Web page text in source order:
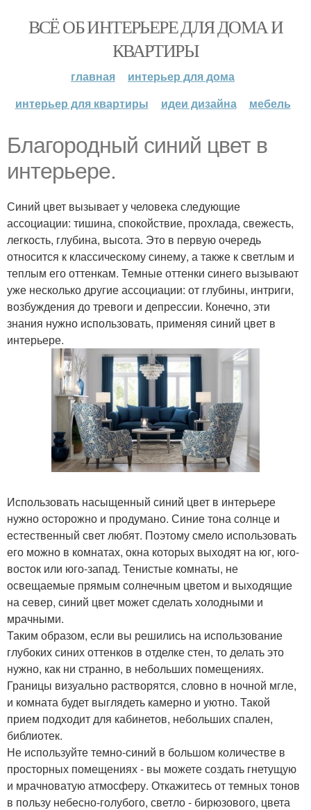
ВСЁ ОБ ИНТЕРЬЕРЕ ДЛЯ ДОМА И
КВАРТИРЫ
главная
интерьер для дома
интерьер для квартиры
идеи дизайна мебель
Благородный синий цвет в
интерьере.
Синий цвет вызывает у человека следующие
ассоциации: тишина, спокойствие, прохлада, свежесть,
легкость, глубина, высота. Это в первую очередь
относится к классическому синему, а также к светлым и
теплым его оттенкам. Темные оттенки синего вызывают
уже несколько другие ассоциации: от глубины, интриги,
возбуждения до тревоги и депрессии. Конечно, эти
знания нужно использовать, применяя синий цвет в
интерьере.
Использовать насыщенный синий цвет в интерьере
нужно осторожно и продумано. Синие тона солнце и
естественный свет любят. Поэтому смело использовать
его можно в комнатах, окна которых выходят на юг, юго-
восток или юго-запад. Тенистые комнаты, не
освещаемые прямым солнечным цветом и выходящие
на север, синий цвет может сделать холодными и
мрачными.
Таким образом, если вы решились на использование
глубоких синих оттенков в отделке стен, то делать это
нужно, как ни странно, в небольших помещениях.
Границы визуально растворятся, словно в ночной мгле,
и комната будет выглядеть камерно и уютно. Такой
прием подходит для кабинетов, небольших спален,
библиотек.
Не используйте темно-синий в большом количестве в
просторных помещениях - вы можете создать гнетущую
и мрачноватую атмосферу. Откажитесь от темных тонов
в пользу небесно-голубого, светло - бирюзового, цвета